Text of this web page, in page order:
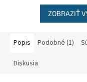
ZOBRAZIŤ
Popis Podobné (1)
Diskusia